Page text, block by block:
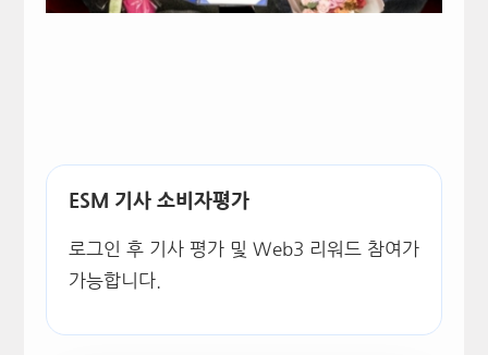
ESM 기사 소비자평가
로그인 후 기사 평가 및 Web3 리워드 참여가
가능합니다.